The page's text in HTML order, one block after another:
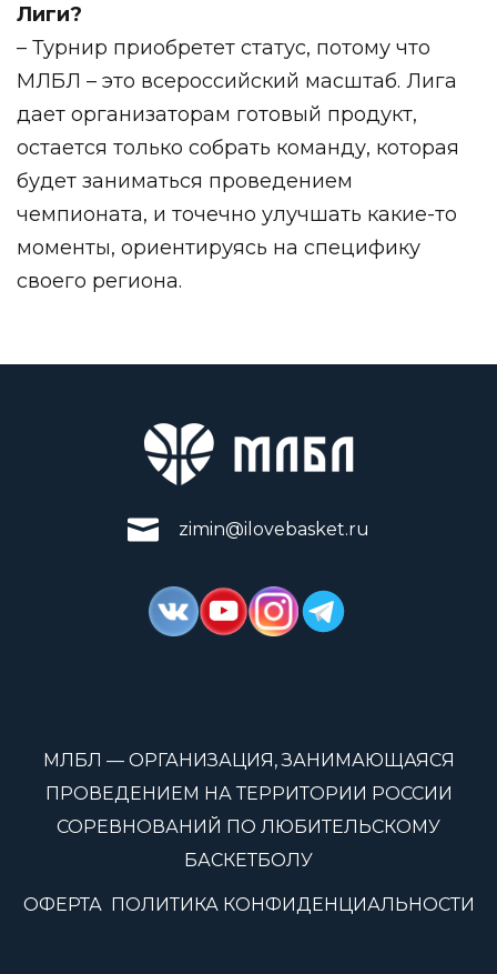
Лиги?
– Турнир приобретет статус, потому что
МЛБЛ – это всероссийский масштаб. Лига
дает организаторам готовый продукт,
остается только собрать команду, которая
будет заниматься проведением
чемпионата, и точечно улучшать какие-то
моменты, ориентируясь на специфику
своего региона.
zimin@ilovebasket.ru
МЛБЛ — ОРГАНИЗАЦИЯ, ЗАНИМАЮЩАЯСЯ
ПРОВЕДЕНИЕМ НА ТЕРРИТОРИИ РОССИИ
СОРЕВНОВАНИЙ ПО ЛЮБИТЕЛЬСКОМУ
БАСКЕТБОЛУ
ОФЕРТА ПОЛИТИКА КОНФИДЕНЦИАЛЬНОСТИ